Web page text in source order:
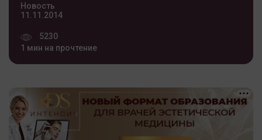
Новость
11.11.2014
5230
1 мин на прочтение